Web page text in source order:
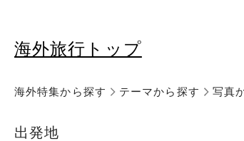
海外旅行トップ
海外特集から探す テーマから探す 写真
出発地